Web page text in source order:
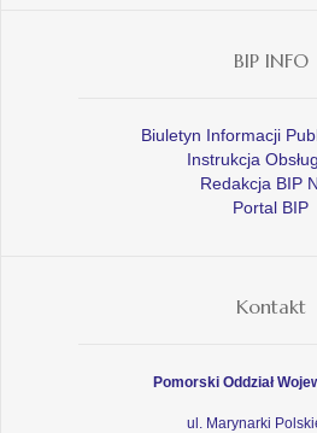
BIP INFO
Biuletyn Informacji
Instrukcja
Redakcja BIP
Portal BIP
Kontakt
Pomorski Oddział
ul. Marynarki